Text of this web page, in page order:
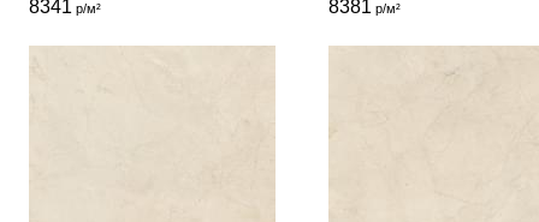
8341 р/м² 8381 р/м²